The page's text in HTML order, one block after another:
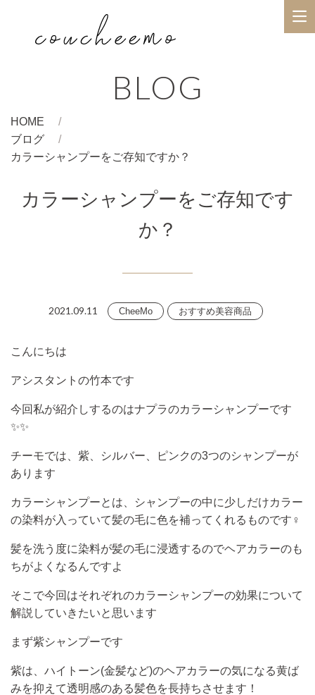
BLOG
HOME
ブログ
カラーシャンプーをご存知ですか？
カラーシャンプーをご存知です
か？
2021.09.11 CheeMo おすすめ美容商品
こんにちは
アシスタントの竹本です
今回私が紹介しするのはナプラのカラーシャンプーです
✨✨
チーモでは、紫、シルバー、ピンクの3つのシャンプーが
あります
カラーシャンプーとは、シャンプーの中に少しだけカラー
の染料が入っていて髪の毛に色を補ってくれるものです ‍♀️
髪を洗う度に染料が髪の毛に浸透するのでヘアカラーのも
ちがよくなるんですよ
そこで今回はそれぞれのカラーシャンプーの効果について
解説していきたいと思います
まず紫シャンプーです
紫は、ハイトーン(金髪など)のヘアカラーの気になる黄ば
みを抑えて透明感のある髪色を長持ちさせます！